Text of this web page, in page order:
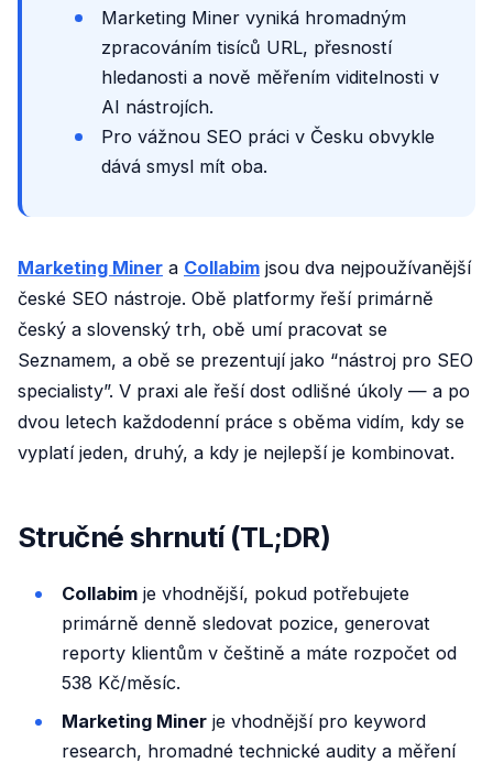
Marketing Miner vyniká hromadným
zpracováním tisíců URL, přesností
hledanosti a nově měřením viditelnosti v
AI nástrojích.
Pro vážnou SEO práci v Česku obvykle
dává smysl mít oba.
Marketing Miner a Collabim jsou dva nejpoužívanější
české SEO nástroje. Obě platformy řeší primárně
český a slovenský trh, obě umí pracovat se
Seznamem, a obě se prezentují jako “nástroj pro SEO
specialisty”. V praxi ale řeší dost odlišné úkoly — a po
dvou letech každodenní práce s oběma vidím, kdy se
vyplatí jeden, druhý, a kdy je nejlepší je kombinovat.
Stručné shrnutí (TL;DR)
Collabim je vhodnější, pokud potřebujete
primárně denně sledovat pozice, generovat
reporty klientům v češtině a máte rozpočet od
538 Kč/měsíc.
Marketing Miner je vhodnější pro keyword
research, hromadné technické audity a měření